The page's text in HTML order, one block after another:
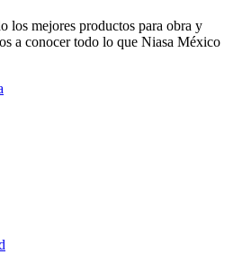
los mejores productos para obra y
a conocer todo lo que Niasa México